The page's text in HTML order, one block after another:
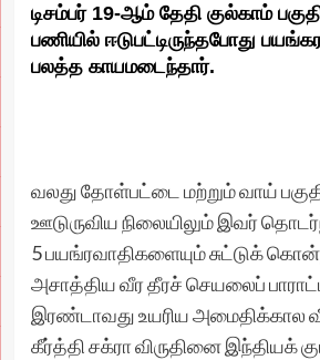
டிசம்பர் 19-ஆம் தேதி குல்காம்
பணியில் ஈடுபட்டிருந்தபோது
பலத்த காயமடைந்தார்.
வலது தோள்பட்டை மற்றும் வாய்
ஊடுருவிய நிலையிலும் இவர்
5 பயங்ரவாதிகளையும் சுட்டுக்
அசாத்திய வீர தீரச் செயலைப்
இரண்டாவது உயரிய அமைதிக்கால
கீர்த்தி சக்ரா விருதினை இந்தியக்